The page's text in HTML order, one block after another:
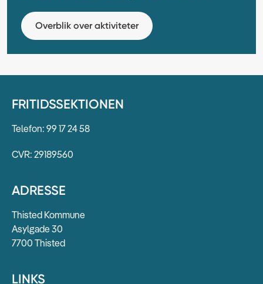
Overblik over aktiviteter
FRITIDSSEKTIONEN
Telefon: 99 17 24 58
CVR: 29189560
ADRESSE
Thisted Kommune
Asylgade 30
7700 Thisted
LINKS